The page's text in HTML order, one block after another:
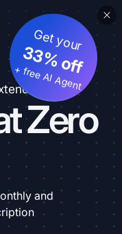
Zero
Get your
33% off
+ free AI Agent
and